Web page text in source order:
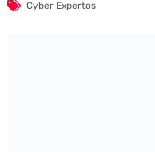
Cyber Expertos